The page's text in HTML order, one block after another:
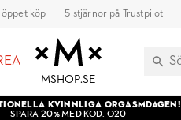
köp 5 stjärnor på Trustpilot
MSHOP.SE
KVINNLIGA ORGASMDAGEN!
SPARA 20% MED KOD: O20